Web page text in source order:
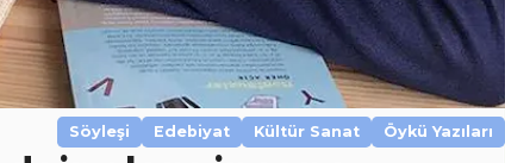
Söyleşi Edebiyat Kültür Sanat Öykü Yazıları